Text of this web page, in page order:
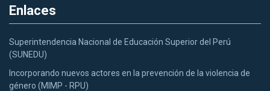
Enlaces
Superintendencia Nacional de Educación Superior del Perú
(SUNEDU)
Incorporando nuevos actores en la prevención de la violencia de
género (MIMP - RPU)